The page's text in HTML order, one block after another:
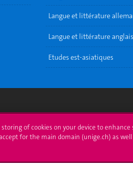
Langue et littérature
Langue et littérature
Etudes est-asiatiques
S'inscrire à
Immatriculations
Démarches administratives
storing of cookies on your device to
for the main domain (unige.ch) as